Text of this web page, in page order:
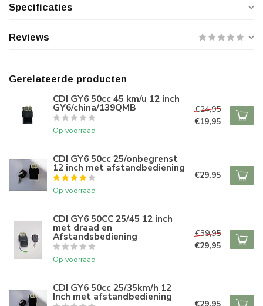
Specificaties
Reviews
Gerelateerde producten
CDI GY6 50cc 45 km/u 12 inch
GY6/china/139QMB
Op voorraad
€24,95
€19,95
CDI GY6 50cc 25/onbegrenst
12 inch met afstandbediening
Op voorraad
€29,95
CDI GY6 50CC 25/45 12 inch
met draad en
Afstandsbediening
Op voorraad
€39,95
€29,95
CDI GY6 50cc 25/35km/h 12
Inch met afstandbediening